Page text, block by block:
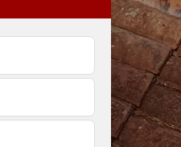
Peinture toiture 62